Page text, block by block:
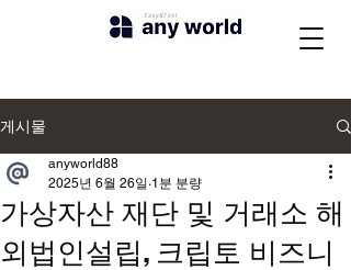
게시물
가상자산 재단 및 거래소 해
외법인설립, 크립토 비즈니
anyworld88
2025년 6월 26일 1분 분량